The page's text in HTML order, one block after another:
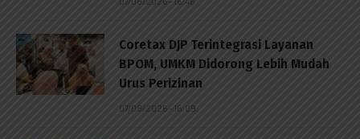
Coretax DJP Terintegrasi Layanan
BPOM, UMKM Didorong Lebih Mudah
Urus Perizinan
07/08/2026 - 16:09